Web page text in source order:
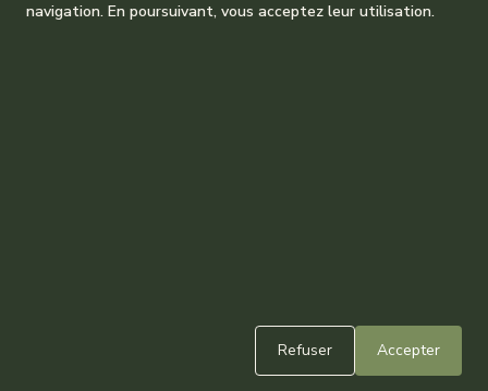
navigation. En poursuivant, vous acceptez leur utilisation.
Refuser Accepter